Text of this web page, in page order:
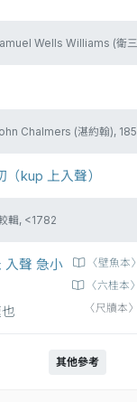
Wells Williams (衛
Chalmers (湛約翰),
（kup 上入聲）
輯, <1782
〈壁魚
〈六桂
〈尺牘
入聲 急小
其他參考